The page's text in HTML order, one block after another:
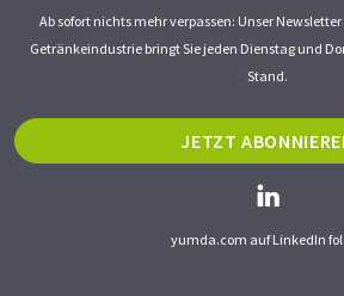
Ab sofort nichts mehr verpassen: Unser
Getränkeindustrie bringt Sie jeden Dienstag und
Stand.
JETZT
yumda.com auf LinkedIn